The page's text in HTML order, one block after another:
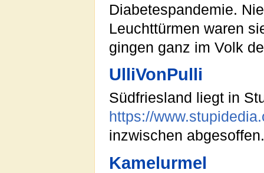
Diabetespandemie.
Leuchttürmen waren
gingen ganz im Volk
UlliVonPulli
Südfriesland liegt in
https://
inzwischen abgesoffen.
Kamelurmel